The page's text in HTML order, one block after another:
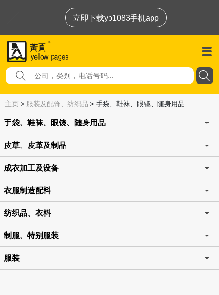
立即下载yp1083手机app
主页 > 服装及配饰、纺织品 > 手袋、鞋袜、眼镜、随身用品
手袋、鞋袜、眼镜、随身用品
皮草、皮革及制品
成衣加工及设备
衣服制造配料
纺织品、衣料
制服、特别服装
服装